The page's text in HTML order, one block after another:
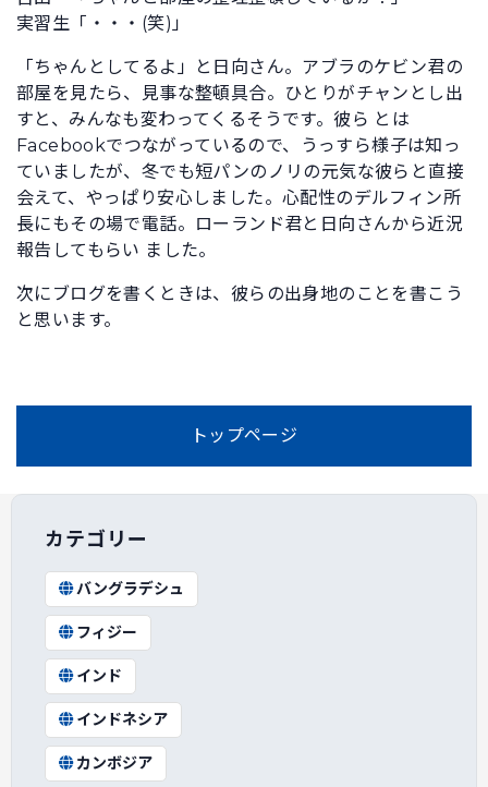
実習生「・・・(笑)」
「ちゃんとしてるよ」と日向さん。アブラのケビン君の
部屋を見たら、見事な整頓具合。ひとりがチャンとし出
すと、みんなも変わってくるそうです。彼ら とは
Facebookでつながっているので、うっすら様子は知っ
ていましたが、冬でも短パンのノリの元気な彼らと直接
会えて、やっぱり安心しました。心配性のデルフィン所
長にもその場で電話。ローランド君と日向さんから近況
報告してもらい ました。
次にブログを書くときは、彼らの出身地のことを書こう
と思います。
トップページ
カテゴリー
バングラデシュ
フィジー
インド
インドネシア
カンボジア